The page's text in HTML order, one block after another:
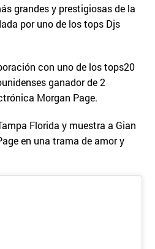
grandes y prestigiosas de la
por uno de los tops Djs
con uno de los tops20
ganador de 2
Morgan Page.
Florida y muestra a Gian
en una trama de amor y